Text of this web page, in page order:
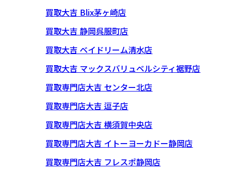
買取大吉 Blix茅ヶ崎店
買取大吉 静岡呉服町店
買取大吉 ベイドリーム清水店
買取大吉 マックスバリュベルシティ裾野店
買取専門店大吉 センター北店
買取専門店大吉 逗子店
買取専門店大吉 横須賀中央店
買取専門店大吉 イトーヨーカドー静岡店
買取専門店大吉 フレスポ静岡店